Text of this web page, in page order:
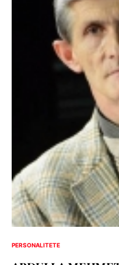
PERSONALITETE